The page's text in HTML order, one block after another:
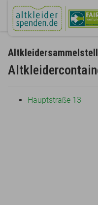
Hauptstraße 13